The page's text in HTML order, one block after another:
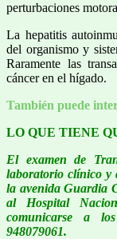
perturbaciones
La hepatitis
del organismo y
Raramente las
cáncer en el hígado.
También puede
LO QUE TIENE
El examen de
laboratorio clínico y
la avenida Guardia
al Hospital
comunicarse a
948079061.